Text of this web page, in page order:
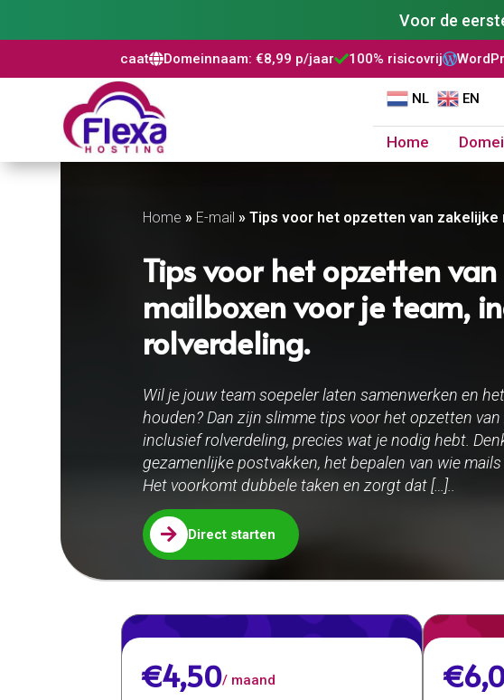
Voor de
Domeinnaam: €8,99 p/jaar100% risicovrijWordPress installatie
NL EN
Home
Home » E-mail » Tips voor het opzetten van zakelijke
Tips voor het opzetten
mailboxen voor je team,
rolverdeling.​
Wil je jouw team soepeler laten samenwerken en
houden? Dan zijn slimme tips voor het opzetten
inclusief rolverdeling, precies wat je nodig hebt.
gezamenlijke postvakken, het bepalen van wie
Het voorkomt dubbele taken en zorgt dat […]..
 Direct starten
€4,50/ maand